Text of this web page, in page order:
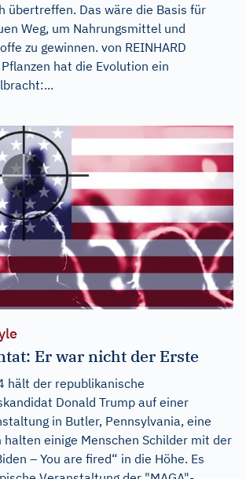
übertreffen. Das wäre die Basis für
Weg, um Nahrungsmittel und
zu gewinnen. von REINHARD
Pflanzen hat die Evolution ein
Er war nicht der Erste
hält der republikanische
Donald Trump auf einer
in Butler, Pennsylvania, eine
halten einige Menschen Schilder mit der
– You are fired“ in die Höhe. Es